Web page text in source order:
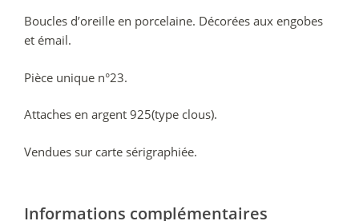
Boucles d’oreille en porcelaine. Décorées aux engobes
et émail.
Pièce unique n°23.
Attaches en argent 925(type clous).
Vendues sur carte sérigraphiée.
Informations complémentaires